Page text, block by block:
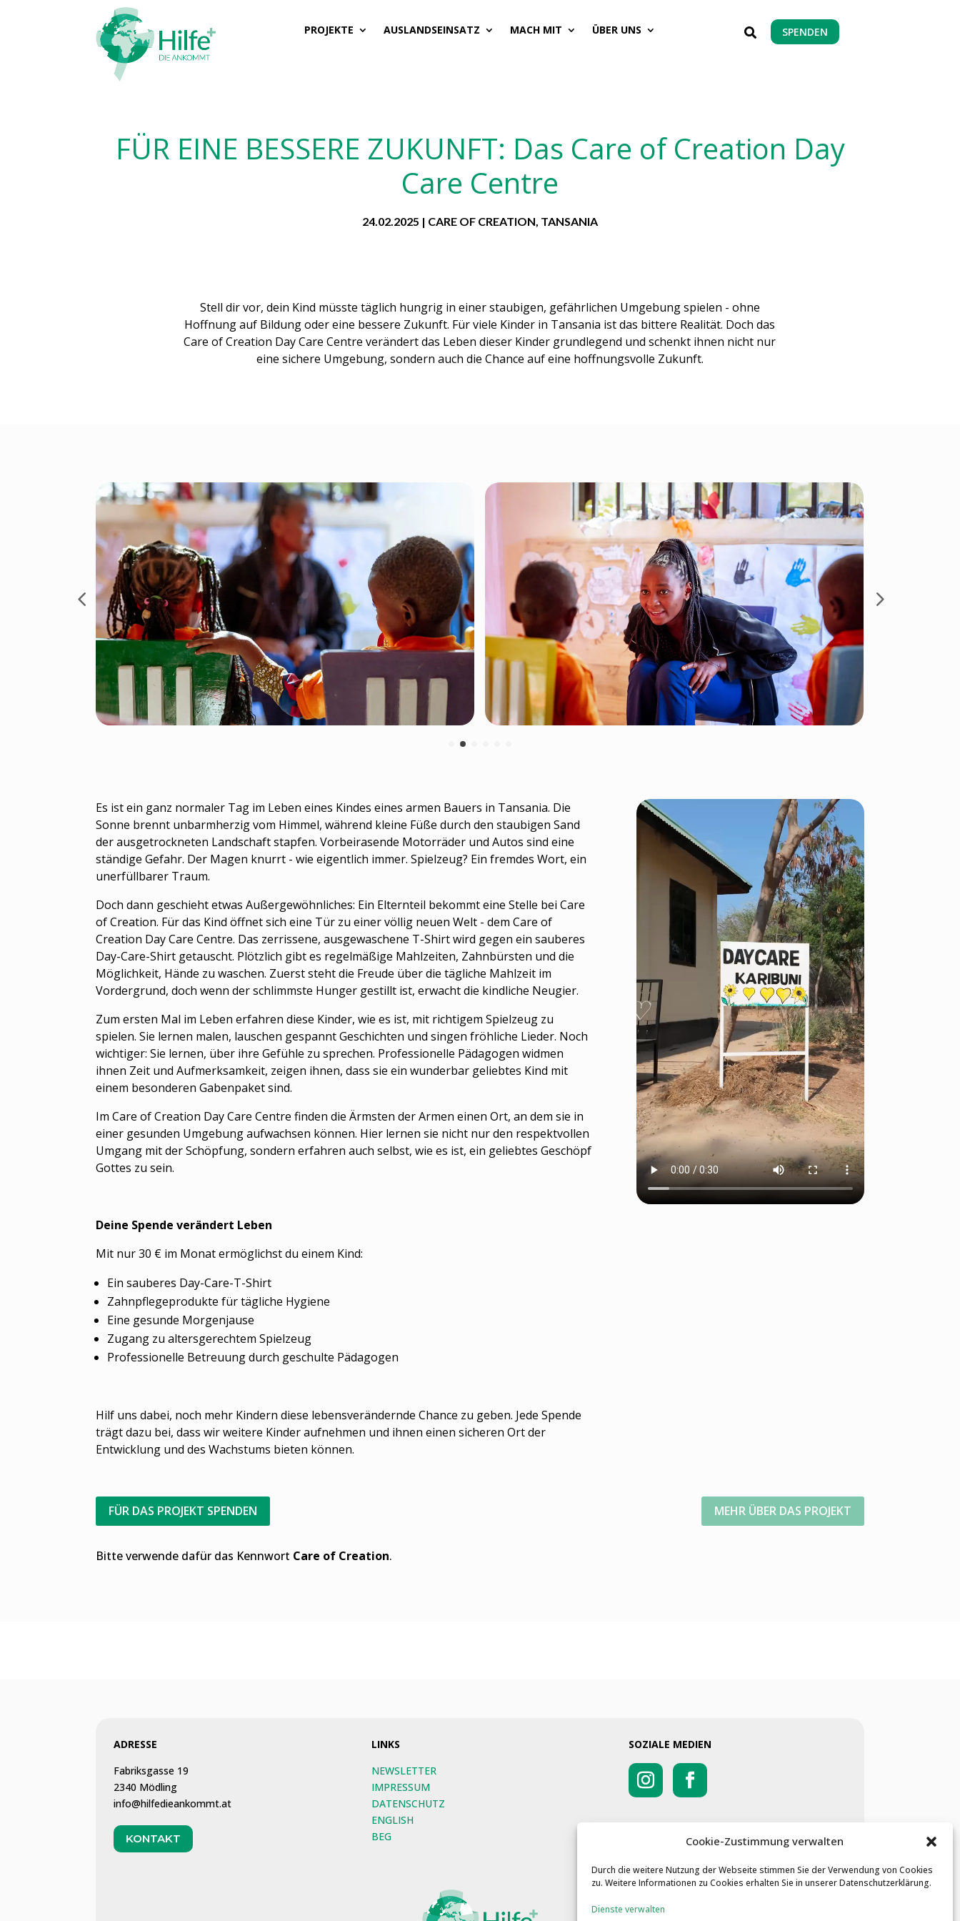
Cookie-Zustimmung verwalten
Durch die weitere Nutzung der Webseite stimmen Sie der Verwendung von Cookies
zu. Weitere Informationen zu Cookies erhalten Sie in unserer Datenschutzerklärung.
Dienste verwalten
PROJEKTE AUSLANDSEINSATZ MACH MIT ÜBER UNS  SPENDEN
FÜR EINE BESSERE ZUKUNFT: Das Care of Creation Day
Care Centre
24.02.2025 | CARE OF CREATION, TANSANIA
Stell dir vor, dein Kind müsste täglich hungrig in einer staubigen, gefährlichen Umgebung spielen - ohne
Hoffnung auf Bildung oder eine bessere Zukunft. Für viele Kinder in Tansania ist das bittere Realität. Doch das
Care of Creation Day Care Centre verändert das Leben dieser Kinder grundlegend und schenkt ihnen nicht nur
eine sichere Umgebung, sondern auch die Chance auf eine hoffnungsvolle Zukunft.
Es ist ein ganz normaler Tag im Leben eines Kindes eines armen Bauers in Tansania. Die
Sonne brennt unbarmherzig vom Himmel, während kleine Füße durch den staubigen Sand
der ausgetrockneten Landschaft stapfen. Vorbeirasende Motorräder und Autos sind eine
ständige Gefahr. Der Magen knurrt - wie eigentlich immer. Spielzeug? Ein fremdes Wort, ein
unerfüllbarer Traum.
Doch dann geschieht etwas Außergewöhnliches: Ein Elternteil bekommt eine Stelle bei Care
of Creation. Für das Kind öffnet sich eine Tür zu einer völlig neuen Welt - dem Care of
Creation Day Care Centre. Das zerrissene, ausgewaschene T-Shirt wird gegen ein sauberes
Day-Care-Shirt getauscht. Plötzlich gibt es regelmäßige Mahlzeiten, Zahnbürsten und die
Möglichkeit, Hände zu waschen. Zuerst steht die Freude über die tägliche Mahlzeit im
Vordergrund, doch wenn der schlimmste Hunger gestillt ist, erwacht die kindliche Neugier.
Zum ersten Mal im Leben erfahren diese Kinder, wie es ist, mit richtigem Spielzeug zu
spielen. Sie lernen malen, lauschen gespannt Geschichten und singen fröhliche Lieder. Noch
wichtiger: Sie lernen, über ihre Gefühle zu sprechen. Professionelle Pädagogen widmen
ihnen Zeit und Aufmerksamkeit, zeigen ihnen, dass sie ein wunderbar geliebtes Kind mit
einem besonderen Gabenpaket sind.
Im Care of Creation Day Care Centre finden die Ärmsten der Armen einen Ort, an dem sie in
einer gesunden Umgebung aufwachsen können. Hier lernen sie nicht nur den respektvollen
Umgang mit der Schöpfung, sondern erfahren auch selbst, wie es ist, ein geliebtes Geschöpf
Gottes zu sein.
Deine Spende verändert Leben
Mit nur 30 € im Monat ermöglichst du einem Kind:
Ein sauberes Day-Care-T-Shirt
Zahnpflegeprodukte für tägliche Hygiene
Eine gesunde Morgenjause
Zugang zu altersgerechtem Spielzeug
Professionelle Betreuung durch geschulte Pädagogen
Hilf uns dabei, noch mehr Kindern diese lebensverändernde Chance zu geben. Jede Spende
trägt dazu bei, dass wir weitere Kinder aufnehmen und ihnen einen sicheren Ort der
Entwicklung und des Wachstums bieten können.
FÜR DAS PROJEKT SPENDEN MEHR ÜBER DAS PROJEKT
Bitte verwende dafür das Kennwort Care of Creation.
ADRESSE
Fabriksgasse 19
2340 Mödling
info@hilfedieankommt.at
KONTAKT
LINKS
NEWSLETTER
IMPRESSUM
DATENSCHUTZ
ENGLISH
BEG
SOZIALE MEDIEN